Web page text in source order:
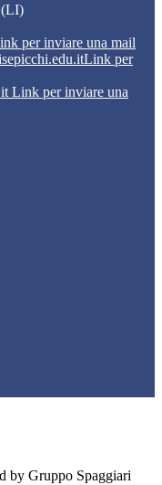
(LI)
per inviare una mail
Link per
Link per inviare una
by Gruppo Spaggiari